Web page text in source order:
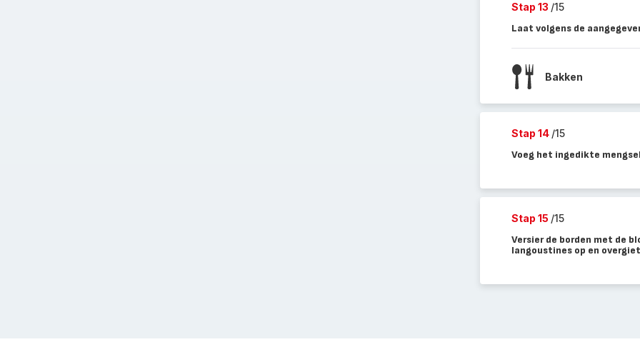
Stap 13 /15
Laat volgens de
Bakken
Stap 14 /15
Voeg het ingedikte
Stap 15 /15
Versier de borden met de
langoustines op en